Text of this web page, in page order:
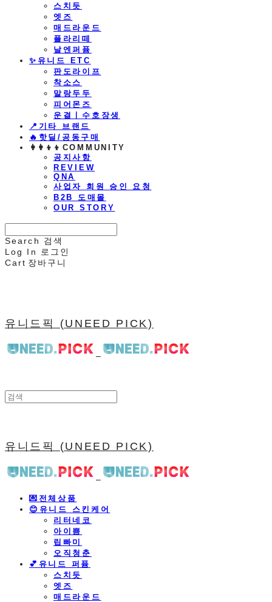
스치듯
엣즈
매드라운드
플라리떼
날엔퍼퓸
​✨유니드 ETC
판도라이프
착소스
말랑두두
피어몬즈
운결ㅣ수호장생
📍기타 브랜드
🔥핫딜/공동구매
👩‍👩‍👦‍👦COMMUNITY
공지사항
REVIEW
QNA
사업자 회원 승인 요청
B2B 도매몰
OUR STORY
Search
검색
Log In
로그인
Cart 장바구니
유니드픽 (UNEED PICK)
유니드픽 (UNEED PICK)
💌전체상품
😊유니드 스킨케어
리터네코
아이쁨
립빠미
오직청춘
💕유니드 퍼퓸
스치듯
엣즈
매드라운드